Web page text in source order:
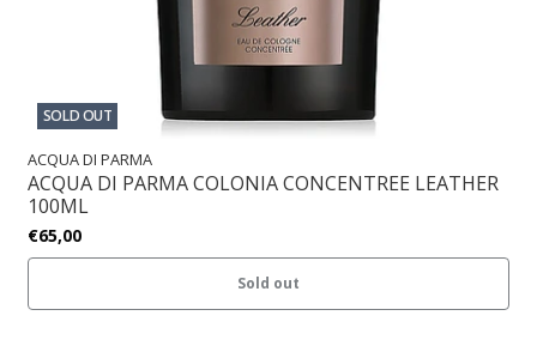
SOLD OUT
ACQUA DI PARMA
ACQUA DI PARMA COLONIA CONCENTREE LEATHER
100ML
€65,00
Sold out